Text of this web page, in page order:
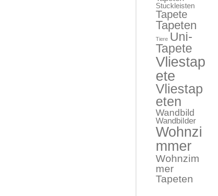
Stuckleisten
Tapete
Tapeten
Tiere Uni-
Tapete
Vliestap
ete
Vliestap
eten
Wandbild
Wandbilder
Wohnzi
mmer
Wohnzim
mer
Tapeten